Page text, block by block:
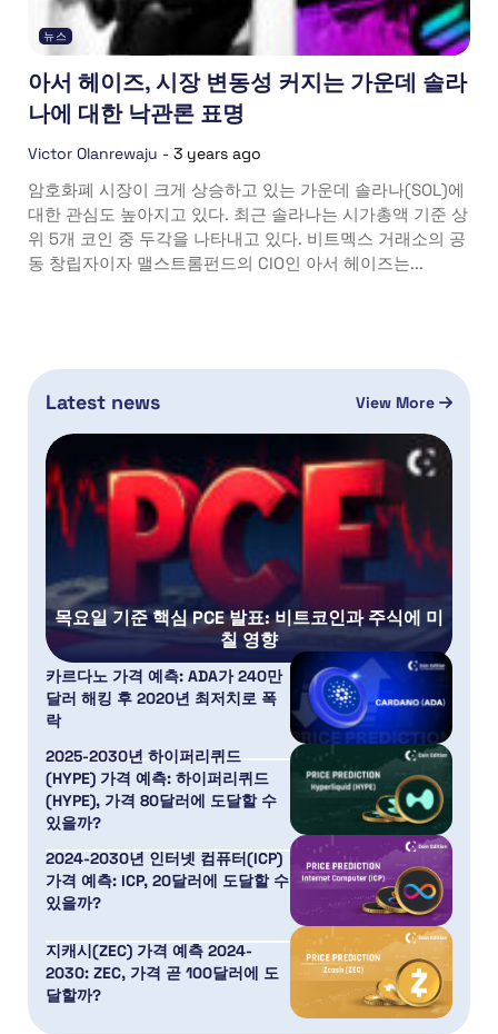
뉴스
아서 헤이즈, 시장 변동성 커지는 가운데 솔라
나에 대한 낙관론 표명
Victor Olanrewaju - 3 years ago
암호화폐 시장이 크게 상승하고 있는 가운데 솔라나(SOL)에
대한 관심도 높아지고 있다. 최근 솔라나는 시가총액 기준 상
위 5개 코인 중 두각을 나타내고 있다. 비트멕스 거래소의 공
동 창립자이자 맬스트롬펀드의 CIO인 아서 헤이즈는...
Latest news View More
목요일 기준 핵심 PCE 발표: 비트코인과 주식에 미
칠 영향
카르다노 가격 예측: ADA가 240만
달러 해킹 후 2020년 최저치로 폭
락
2025-2030년 하이퍼리퀴드
(HYPE) 가격 예측: 하이퍼리퀴드
(HYPE), 가격 80달러에 도달할 수
있을까?
2024-2030년 인터넷 컴퓨터(ICP)
가격 예측: ICP, 20달러에 도달할 수
있을까?
지캐시(ZEC) 가격 예측 2024-
2030: ZEC, 가격 곧 100달러에 도
달할까?